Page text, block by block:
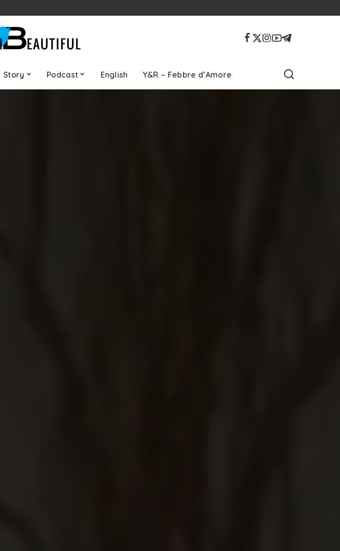
Story Podcast English Y&R – Febbre d’Amore